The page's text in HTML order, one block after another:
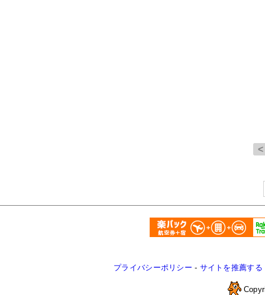
プライバシーポリシー - サイトを推薦する